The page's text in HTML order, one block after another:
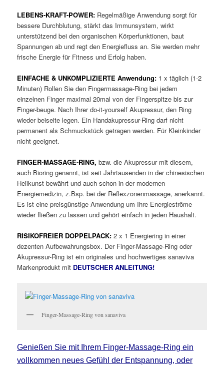
LEBENS-KRAFT-POWER: Regelmäßige Anwendung sorgt für
bessere Durchblutung, stärkt das Immunsystem, wirkt
unterstützend bei den organischen Körperfunktionen, baut
Spannungen ab und regt den Energiefluss an. Sie werden mehr
frische Energie für Fitness und Erfolg haben.
EINFACHE & UNKOMPLIZIERTE Anwendung: 1 x täglich (1-2
Minuten) Rollen Sie den Fingermassage-Ring bei jedem
einzelnen Finger maximal 20mal von der Fingerspitze bis zur
Finger-beuge. Nach Ihrer do-it-yourself Akupressur, den Ring
wieder beiseite legen. Ein Handakupressur-Ring darf nicht
permanent als Schmuckstück getragen werden. Für Kleinkinder
nicht geeignet.
FINGER-MASSAGE-RING, bzw. die Akupressur mit diesem,
auch Bioring genannt, ist seit Jahrtausenden in der chinesischen
Heilkunst bewährt und auch schon in der modernen
Energiemedizin, z.Bsp. bei der Reflexzonenmassage, anerkannt.
Es ist eine preisgünstige Anwendung um Ihre Energieströme
wieder fließen zu lassen und gehört einfach in jeden Haushalt.
RISIKOFREIER DOPPELPACK: 2 x 1 Energiering in einer
dezenten Aufbewahrungsbox. Der Finger-Massage-Ring oder
Akupressur-Ring ist ein originales und hochwertiges sanaviva
Markenprodukt mit DEUTSCHER ANLEITUNG!
Finger-Massage-Ring von sanaviva
Genießen Sie mit Ihrem Finger-Massage-Ring ein
vollkommen neues Gefühl der Entspannung, oder